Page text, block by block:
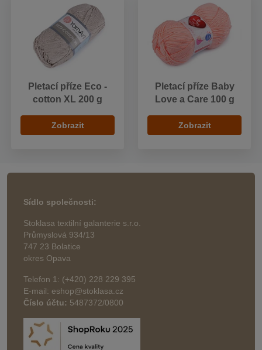
Pletací příze Eco -
cotton XL 200 g
Zobrazit
Pletací příze Baby
Love a Care 100 g
Zobrazit
Sídlo společnosti:
Stoklasa textilní galanterie s.r.o.
Průmyslová 934/13
747 23 Bolatice
okres Opava
Telefon 1: (+420) 228 229 395
E-mail: eshop@stoklasa.cz
Číslo účtu: 5487372/0800